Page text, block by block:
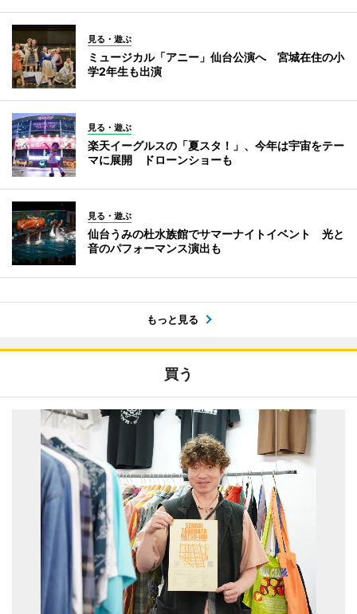
見る・遊ぶ
ミュージカル「アニー」仙台公演へ 宮城在住の小
学2年生も出演
見る・遊ぶ
楽天イーグルスの「夏スタ！」、今年は宇宙をテー
マに展開 ドローンショーも
見る・遊ぶ
仙台うみの杜水族館でサマーナイトイベント 光と
音のパフォーマンス演出も
もっと見る
買う